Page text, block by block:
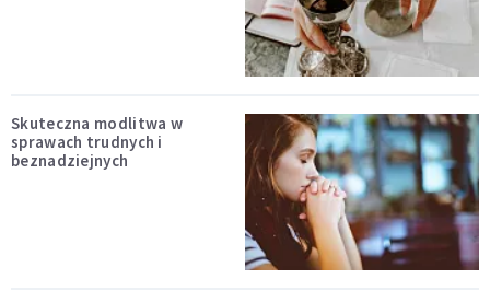
Skuteczna modlitwa w
sprawach trudnych i
beznadziejnych